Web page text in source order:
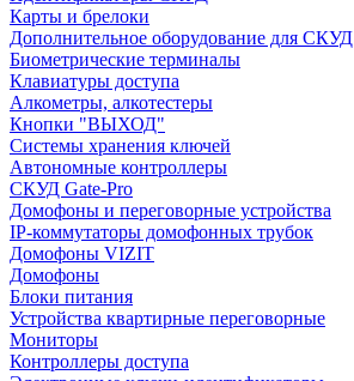
Карты и брелоки
Дополнительное оборудование для СКУД
Биометрические терминалы
Клавиатуры доступа
Алкометры, алкотестеры
Кнопки "ВЫХОД"
Системы хранения ключей
Автономные контроллеры
СКУД Gate-Pro
Домофоны и переговорные устройства
IP-коммутаторы домофонных трубок
Домофоны VIZIT
Домофоны
Блоки питания
Устройства квартирные переговорные
Мониторы
Контроллеры доступа